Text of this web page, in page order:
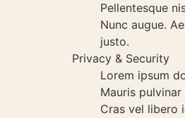
Pellentesque
Nunc augue.
justo.
Privacy & Security
Lorem ipsum
Mauris
Cras vel libero